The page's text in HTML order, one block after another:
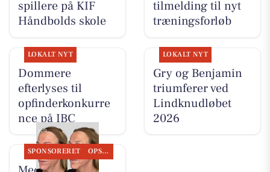
spillere på KIF
Håndbolds skole
tilmelding til nyt
træningsforløb
LOKALT NYT
Dommere
efterlyses til
opfinderkonkurre
nce på IBC
LOKALT NYT
Gry og Benjamin
triumferer ved
Lindknudløbet
2026
SPONSORERET OPSLAGSTAVLEN